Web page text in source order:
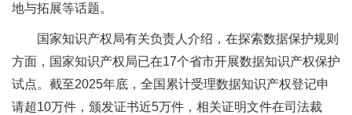
地与拓展等话题。
国家知识产权局有关负责人介绍，在探索数据保护规则
方面，国家知识产权局已在17个省市开展数据知识产权保护
试点。截至2025年底，全国累计受理数据知识产权登记申
请超10万件，颁发证书近5万件，相关证明文件在司法裁